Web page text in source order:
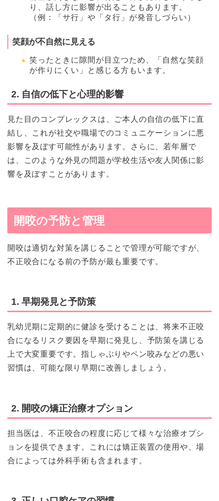
り、話し方に影響が出ることもあります。
（例：「サ行」や「タ行」が発音しづらい）
笑顔が不自然に見える
笑ったときに隙間が目立つため、「自然な笑顔
が作りにくい」と感じる方もいます。
2. 自信の低下と心理的影響
見た目のコンプレックスは、ご本人の自信の低下に直
結し、これが社交や職場でのコミュニケーションに悪
影響を及ぼす可能性があります。さらに、若年層で
は、このような外見の問題が学校生活や友人関係に影
響を及ぼすことがあります。
開咬の予防と管理
開咬は適切な対策を講じることで管理が可能ですが、
不正咬合になる前の予防が最も重要です。
1. 早期発見と予防策
乳幼児期に定期的に健診を受けることは、将来不正咬
合になるリスク要因を早期に発見し、予防策を講じる
上で大変重要です。指しゃぶりやペン咬みなどの悪い
習慣は、可能な限り早期に改善しましょう。
2. 開咬の矯正治療オプション
担当医は、不正咬合の程度に応じて様々な治療オプシ
ョンを提供できます。これには矯正装置の使用や、場
合によっては外科手術も含まれます。